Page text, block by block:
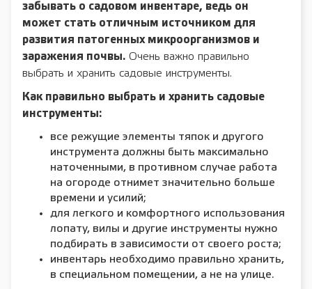
забывать о садовом инвентаре, ведь он
может стать отличным источником для
развития патогенных микроорганизмов и
заражения почвы. Очень важно правильно
выбрать и хранить садовые инструменты.
Как правильно выбрать и хранить садовые
инструменты:
все режущие элементы тяпок и другого
инструмента должны быть максимально
наточенными, в противном случае работа
на огороде отнимет значительно больше
времени и усилий;
для легкого и комфортного использования
лопату, вилы и другие инструменты нужно
подбирать в зависимости от своего роста;
инвентарь необходимо правильно хранить,
в специальном помещении, а не на улице.